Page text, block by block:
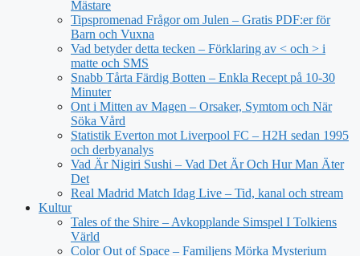
Mästare
Tipspromenad Frågor om Julen – Gratis PDF:er för
Barn och Vuxna
Vad betyder detta tecken – Förklaring av < och > i
matte och SMS
Snabb Tårta Färdig Botten – Enkla Recept på 10-30
Minuter
Ont i Mitten av Magen – Orsaker, Symtom och När
Söka Vård
Statistik Everton mot Liverpool FC – H2H sedan 1995
och derbyanalys
Vad Är Nigiri Sushi – Vad Det Är Och Hur Man Äter
Det
Real Madrid Match Idag Live – Tid, kanal och stream
Kultur
Tales of the Shire – Avkopplande Simspel I Tolkiens
Värld
Color Out of Space – Familjens Mörka Mysterium